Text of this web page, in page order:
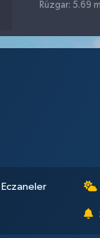
Rüzgar: 5.69